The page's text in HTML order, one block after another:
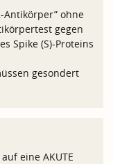
Antikörper” ohne
gegen
Spike (S)-Proteins
gesondert
eine AKUTE